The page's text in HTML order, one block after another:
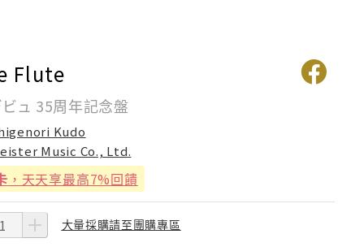
Flute
ュ 35周年記念盤
Kudo
Music Co., Ltd.
，天天享最高7%回饋
大量採購請至團購專區